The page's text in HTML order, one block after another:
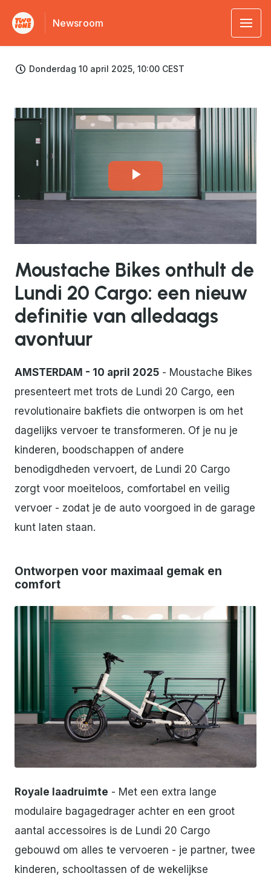
Newsroom
Donderdag 10 april 2025, 10:00 CEST
Play
Video
Moustache Bikes onthult de
Lundi 20 Cargo: een nieuw
definitie van alledaags
avontuur
AMSTERDAM - 10 april 2025 - Moustache Bikes
presenteert met trots de Lundi 20 Cargo, een
revolutionaire bakfiets die ontworpen is om het
dagelijks vervoer te transformeren. Of je nu je
kinderen, boodschappen of andere
benodigdheden vervoert, de Lundi 20 Cargo
zorgt voor moeiteloos, comfortabel en veilig
vervoer - zodat je de auto voorgoed in de garage
kunt laten staan.
Ontworpen voor maximaal gemak en
comfort
JPG
Royale laadruimte - Met een extra lange
modulaire bagagedrager achter en een groot
aantal accessoires is de Lundi 20 Cargo
gebouwd om alles te vervoeren - je partner, twee
kinderen, schooltassen of de wekelijkse